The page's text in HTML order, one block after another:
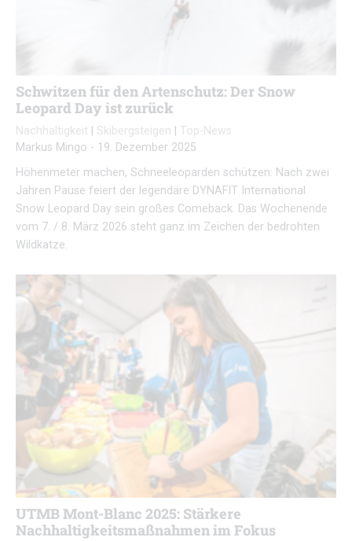
Schwitzen für den Artenschutz: Der Snow
Leopard Day ist zurück
Nachhaltigkeit Skibergsteigen
Top-News
Markus Mingo - 19. Dezember 2025
Höhenmeter machen, Schneeleoparden schützen: Nach zwei
Jahren Pause feiert der legendäre DYNAFIT International
Snow Leopard Day sein großes Comeback. Das Wochenende
vom 7. / 8. März 2026 steht ganz im Zeichen der bedrohten
Wildkatze.
UTMB Mont-Blanc 2025: Stärkere
Nachhaltigkeitsmaßnahmen im Fokus